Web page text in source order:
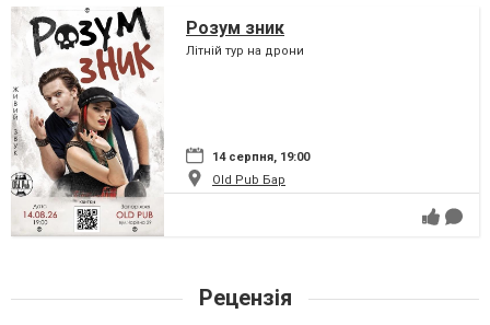
Розум зник
Літній тур на дрони
14 серпня, 19:00
Old Pub Бар
Рецензія